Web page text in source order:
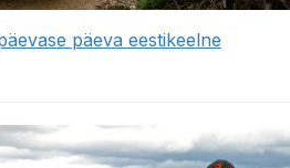
päeva eestikeelne